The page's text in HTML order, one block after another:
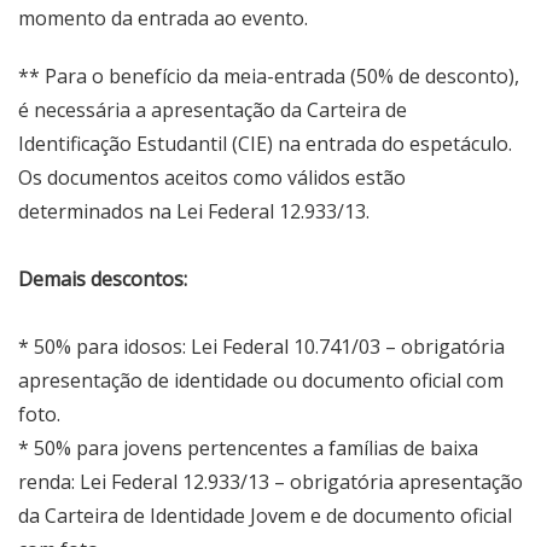
momento da entrada ao evento.
** Para o benefício da meia-entrada (50% de desconto),
é necessária a apresentação da Carteira de
Identificação Estudantil (CIE) na entrada do espetáculo.
Os documentos aceitos como válidos estão
determinados na Lei Federal 12.933/13.
Demais descontos:
* 50% para idosos: Lei Federal 10.741/03 – obrigatória
apresentação de identidade ou documento oficial com
foto.
* 50% para jovens pertencentes a famílias de baixa
renda: Lei Federal 12.933/13 – obrigatória apresentação
da Carteira de Identidade Jovem e de documento oficial